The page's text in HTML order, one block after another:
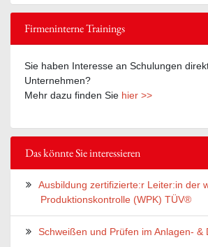
Firmeninterne Trainings
Sie haben Interesse an Schulungen
Unternehmen?
Mehr dazu finden Sie hier >>
Das könnte Sie interessieren
Ausbildung zertifizierte:r Leiter:in der
Produktionskontrolle (WPK) TÜV®
Schweißen und Prüfen im Anlagen- &